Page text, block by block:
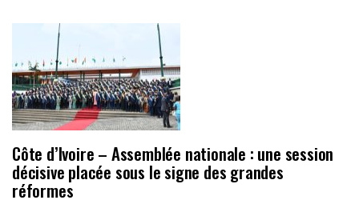
Côte d’Ivoire – Assemblée nationale : une session
décisive placée sous le signe des grandes
réformes